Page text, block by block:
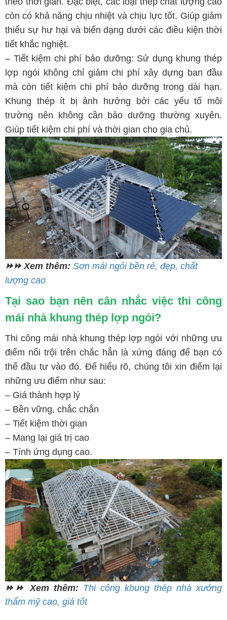
còn có khả năng chịu nhiệt và chịu lực tốt. Giúp giảm
thiểu sự hư hại và biến dạng dưới các điều kiện thời
tiết khắc nghiệt.
– Tiết kiệm chi phí bảo dưỡng: Sử dụng khung thép
lợp ngói không chỉ giảm chi phí xây dựng ban đầu
mà còn tiết kiệm chi phí bảo dưỡng trong dài hạn.
Khung thép ít bị ảnh hưởng bởi các yếu tố môi
trường nên không cần bảo dưỡng thường xuyên.
Giúp tiết kiệm chi phí và thời gian cho gia chủ.
⏩⏩ Xem thêm: Sơn mái ngói bền rẻ, đẹp, chất
lượng cao
Tại sao bạn nên cân nhắc việc thi công
mái nhà khung thép lợp ngói?
Thi công mái nhà khung thép lợp ngói với những ưu
điểm nổi trội trên chắc hẳn là xứng đáng để bạn có
thể đầu tư vào đó. Để hiểu rõ, chúng tôi xin điểm lại
những ưu điểm như sau:
– Giá thành hợp lý
– Bền vững, chắc chắn
– Tiết kiệm thời gian
– Mang lại giá trị cao
– Tính ứng dụng cao.
⏩⏩ Xem thêm: Thi công khung thép nhà xưởng
thẩm mỹ cao, giá tốt